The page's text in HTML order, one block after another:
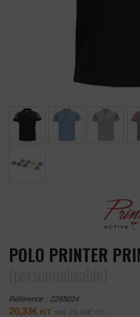
POLO PRINTER
Référence : 2265024
20,33€ HT soit 24,40€ TTC